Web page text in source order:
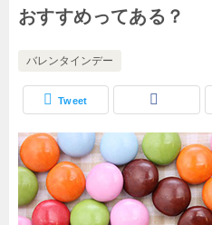
おすすめってある？
バレンタインデー
Tweet